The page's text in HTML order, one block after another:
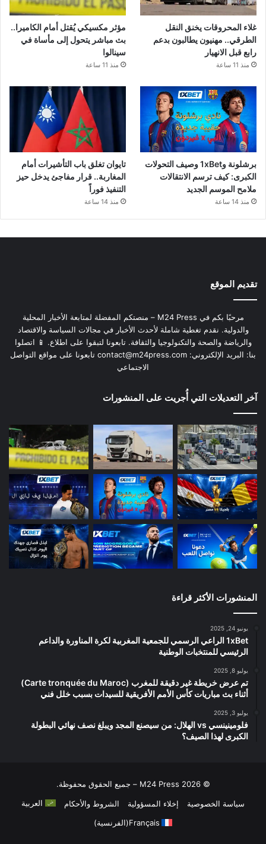
غلاء المحروقات يخنق النقل
الطرقي.. مهنيون يطالبون بدعم
رابع قبل الانهيار
منذ 11 ساعة
مؤثر مكسيكي يُقتل أمام الكاميرا..
بث مباشر يتحول إلى مأساة في
سينالوا
منذ 11 ساعة
برشلونة و1xBet وصيف التحولات
الكبرى: كيف ترسم الانتقالات
ملامح الموسم الجديد
منذ 14 ساعة
تايوان تغلق باب التأشيرات أمام
المغاربة.. قرار مفاجئ يدخل حيز
التنفيذ فوراً
منذ 14 ساعة
تقديم الموقع
مرحبًا بكم في M24 Press – منصتكم المفضلة لمتابعة الأخبار المحلية
والدولية. نقدم تغطية شاملة لأحدث الأخبار في مجالات السياسة والاقتصاد
والرياضة والصحة والتكنولوجيا والثقافة. تابعونا لتبقوا على اطلاع. 📱 اتصلوا
بنا: البريد الإلكتروني: contact@m24press.com تابعونا على مواقع التواصل
الاجتماعي
آخر التعديلات التي أُجريت على المنشورات
المنشورات الأكثر قراءة
يونيو 24, 2025
1xBet الراعي الرسمي للجمعية المغربية لكرة المناورة والداعم
الرئيسي للمنتخبات الوطنية
يوليو 8, 2025
تم عرض خريطة غير دقيقة للمغرب (Carte tronquée du Maroc)
أثناء بث مباريات كأس الأمم الأفريقية للسيدات بسبب خلل فني
يوليو 3, 2025
فلومينينسي vs الهلال: من سيصنع المجد ويبلغ نصف نهائي البطولة
الكبرى لهذا الصيف؟
© 2026 M24 Press – جميع الحقوق محفوظة.
سياسة الخصوصية إخلاء المسؤولية الشروط والأحكام العربية
Français
(الفرنسية)